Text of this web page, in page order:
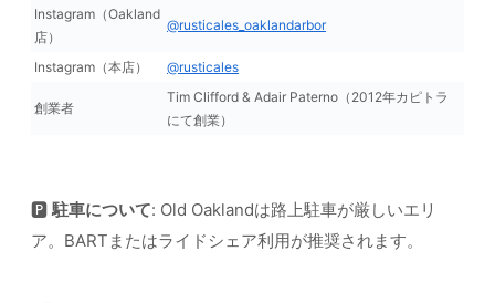
Instagram（Oakland
店）
@rusticales_oaklandarbor
Instagram（本店） @rusticales
創業者
Tim Clifford & Adair Paterno（2012年カピトラ
にて創業）
🅿️駐車について: Old Oaklandは路上駐車が厳しいエリ
ア。BARTまたはライドシェア利用が推奨されます。